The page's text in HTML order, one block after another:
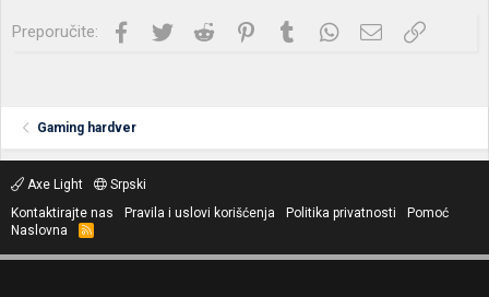
Preporučite: Facebook
Twitter Reddit PinterestTumblrWhatsApp
Imejl Link
Gaming hardver
Axe Light
Srpski
Kontaktirajte nas
Pravila i uslovi korišćenja Politika privatnosti
Pomoć
Naslovna
R
S